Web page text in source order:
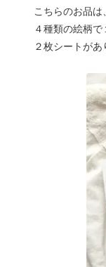
こちらのお品は、
４種類の絵柄
２枚シートが